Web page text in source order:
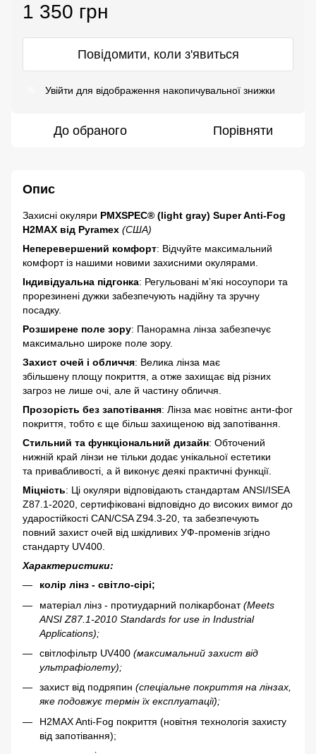
1 350 грн
Повідомити, коли з'явиться
Увійти для відображення накопичувальної знижки
До обраного Порівняти
Опис
Захисні окуляри PMXSPEC® (light gray) Super Anti-Fog
H2MAX від Pyramex (США)
Неперевершений комфорт: Відчуйте максимальний
комфорт із нашими новими захисними окулярами.
Індивідуальна підгонка: Регульовані м’які носоупори та
прорезинені дужки забезпечують надійну та зручну
посадку.
Розширене поле зору: Панорамна лінза забезпечує
максимально широке поле зору.
Захист очей і обличчя: Велика лінза має
збільшену площу покриття, а отже захищає від різних
загроз не лише очі, але й частину обличчя.
Прозорість без запотівання: Лінза має новітнє анти-фог
покриття, тобто є ще більш захищеною від запотівання.
Стильний та функціональний дизайн: Обточений
нижній край лінзи не тільки додає унікальної естетики
та привабливості, а й виконує деякі практичні функції.
Міцність: Ці окуляри відповідають стандартам ANSI/ISEA
Z87.1-2020, сертифіковані відповідно до високих вимог до
ударостійкості CAN/CSA Z94.3-20, та забезпечують
повний захист очей від шкідливих УФ-променів згідно
стандарту UV400.
Характеристики:
колір лінз - світло-сірі;
матеріал лінз - протиударний полікарбонат(Meets
ANSI Z87.1-2010 Standards for use in Industrial
Applications);
світлофільтр UV400 (максимальний захист від
ультрафіолету);
захист від подряпин (спеціальне покриття на лінзах,
яке подовжує термін їх експлуатації);
H2MAX Anti-Fog покриття (новітня технологія захисту
від запотівання);